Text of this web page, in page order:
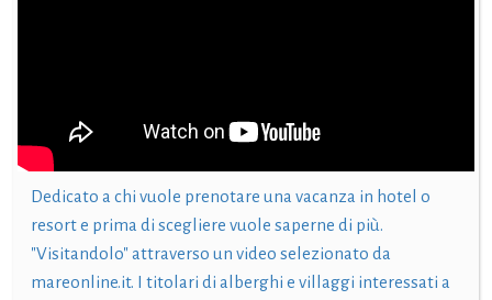
Dedicato a chi vuole prenotare una vacanza in hotel o
resort e prima di scegliere vuole saperne di più.
"Visitandolo" attraverso un video selezionato da
mareonline.it. I titolari di alberghi e villaggi interessati a